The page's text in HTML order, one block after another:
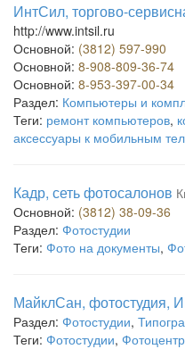
ИнтСил, торгово-
http://www.intsil.ru
Основной: (3812) 597-990
Основной: 8-908-809-36-74
Основной: 8-953-397-00-34
Раздел: Компьютеры и
Теги: ремонт компьютеров,
аксессуары к мобильным
Кадр, сеть фотосалонов
Основной: (3812) 38-09-36
Раздел: Фотостудии
Теги: Фото на документы,
МайклСан, фотостудия,
Раздел: Фотостудии,
Теги: Фотостудии,